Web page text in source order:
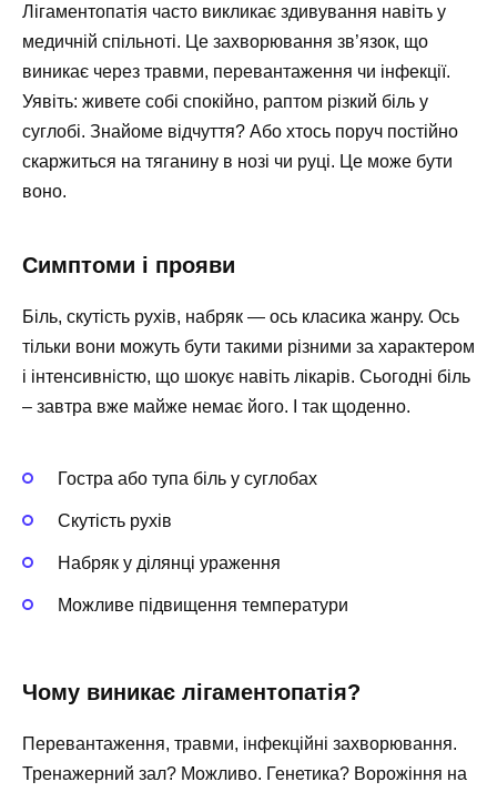
Лігаментопатія часто викликає здивування навіть у
медичній спільноті. Це захворювання зв’язок, що
виникає через травми, перевантаження чи інфекції.
Уявіть: живете собі спокійно, раптом різкий біль у
суглобі. Знайоме відчуття? Або хтось поруч постійно
скаржиться на тяганину в нозі чи руці. Це може бути
воно.
Симптоми і прояви
Біль, скутість рухів, набряк — ось класика жанру. Ось
тільки вони можуть бути такими різними за характером
і інтенсивністю, що шокує навіть лікарів. Сьогодні біль
– завтра вже майже немає його. І так щоденно.
Гостра або тупа біль у суглобах
Скутість рухів
Набряк у ділянці ураження
Можливе підвищення температури
Чому виникає лігаментопатія?
Перевантаження, травми, інфекційні захворювання.
Тренажерний зал? Можливо. Генетика? Ворожіння на